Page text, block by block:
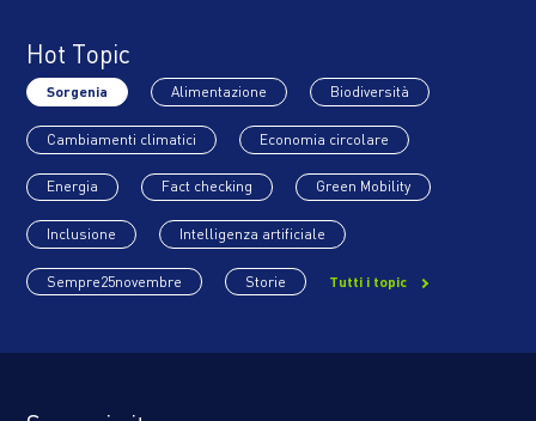
Hot Topic
Sorgenia Alimentazione Biodiversità
Cambiamenti climatici Economia circolare
Energia Fact checking Green Mobility
Inclusione Intelligenza artificiale
Sempre25novembre Storie Tutti i topic